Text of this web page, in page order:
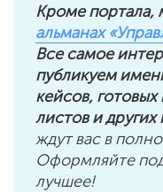
Кроме портала,
альманах
Все самое
публикуем
кейсов,
листов и
ждут вас в
Оформляйте
лучшее!